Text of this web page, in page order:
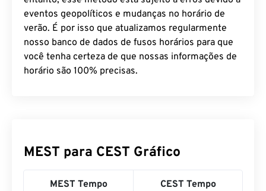
eventos geopolíticos e mudanças no horário de
verão. É por isso que atualizamos regularmente
nosso banco de dados de fusos horários para que
você tenha certeza de que nossas informações de
horário são 100% precisas.
MEST para CEST Gráfico
MEST Tempo CEST Tempo